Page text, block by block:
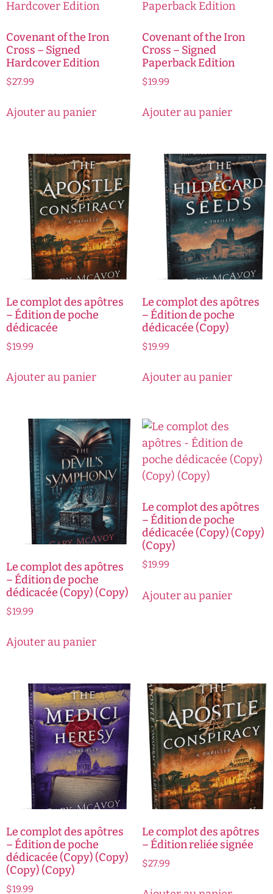
Covenant of the Iron
Cross – Signed
Hardcover Edition
$27.99
Ajouter au panier
Covenant of the Iron
Cross – Signed
Paperback Edition
$19.99
Ajouter au panier
Le complot des apôtres
– Édition de poche
dédicacée
$19.99
Ajouter au panier
Le complot des apôtres
– Édition de poche
dédicacée (Copy)
$19.99
Ajouter au panier
Le complot des apôtres
– Édition de poche
dédicacée (Copy) (Copy)
$19.99
Ajouter au panier
Le complot des apôtres
– Édition de poche
dédicacée (Copy) (Copy)
(Copy)
$19.99
Ajouter au panier
Le complot des apôtres
– Édition de poche
dédicacée (Copy) (Copy)
(Copy) (Copy)
$19.99
Le complot des apôtres
– Édition reliée signée
$27.99